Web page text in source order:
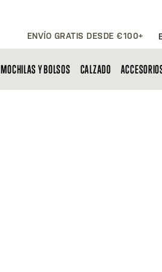
ENVÍO GRATIS DESDE €100+
MOCHILAS Y BOLSOS CALZADO